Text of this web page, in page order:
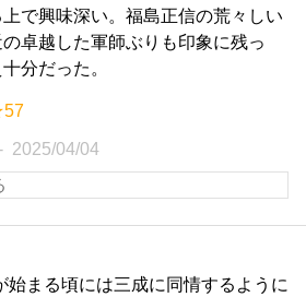
上で興味深い。福島正信の荒々しい
卓越した軍師ぶりも印象に残っ
分だった。
2025/04/04
始まる頃には三成に同情するように